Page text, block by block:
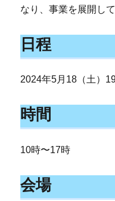
なり、事業を展開して
日程
2024年5月18（土）
時間
10時〜17時
会場